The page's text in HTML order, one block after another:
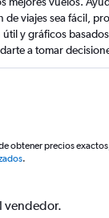
de viajes sea fácil,
y gráficos
a tomar
obtener precios
.
vendedor.